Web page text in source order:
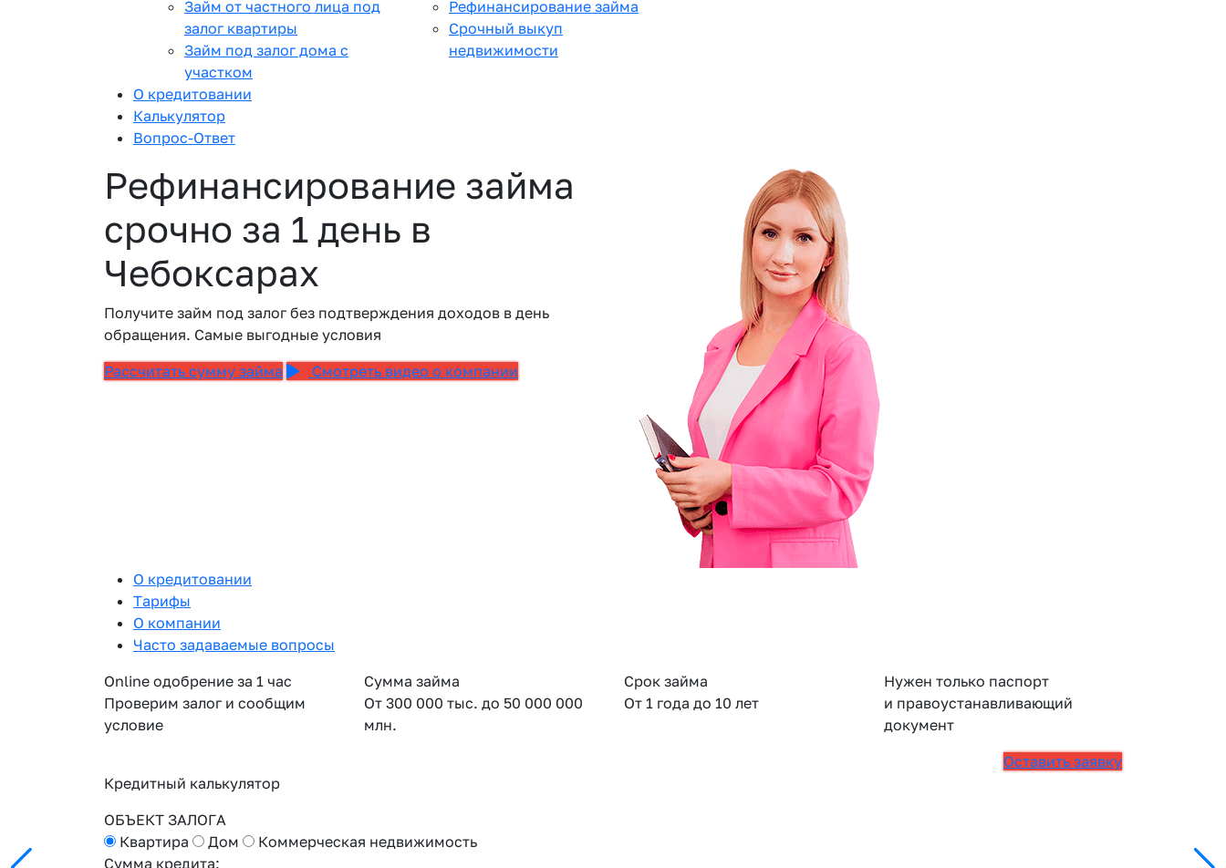
Займ от частного лица под
залог квартиры
Займ под залог дома с
участком
Рефинансирование займа
Срочный выкуп
недвижимости
О кредитовании
Калькулятор
Вопрос-Ответ
Рефинансирование займа
срочно за 1 день в
Чебоксарах
Получите займ под залог без подтверждения доходов в день
обращения. Самые выгодные условия
Рассчитать сумму займа
Смотреть видео о компании
О кредитовании
Тарифы
О компании
Часто задаваемые вопросы
Online одобрение за 1 час
Проверим залог и сообщим
условие
Сумма займа
От 300 000 тыс. до 50 000 000
млн.
Срок займа
От 1 года до 10 лет
Нужен только паспорт
и правоустанавливающий
документ
Оставить заявку
Кредитный калькулятор
ОБЪЕКТ ЗАЛОГА
Квартира
Дом
Коммерческая недвижимость
Сумма кредита: